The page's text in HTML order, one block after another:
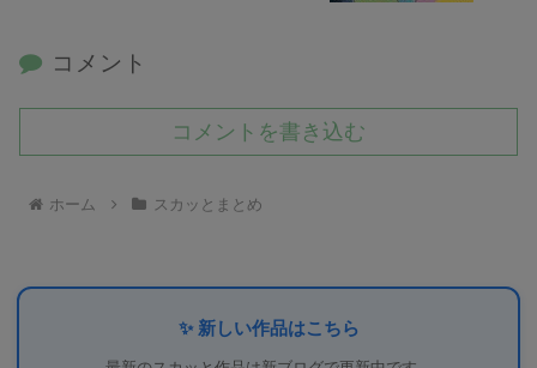
コメント
コメントを書き込む
ホーム スカッとまとめ
✨ 新しい作品はこちら